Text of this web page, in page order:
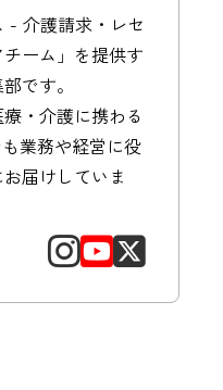
- 介護請求・レセ
ーム」を提供す
です。
・介護に携わる
業務や経営に役
届けしていま